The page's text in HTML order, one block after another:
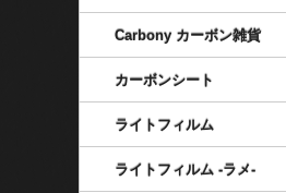
Carbony カーボン雑貨
カーボンシート
ライトフィルム
ライトフィルム -ラメ-